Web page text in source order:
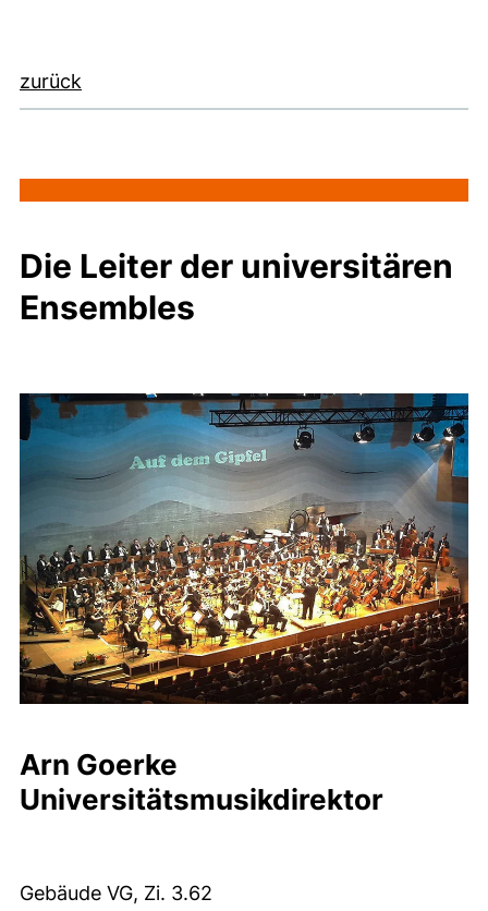
zurück
Die Leiter der universitären
Ensembles
Arn Goerke
Universitätsmusikdirektor
Gebäude VG, Zi. 3.62